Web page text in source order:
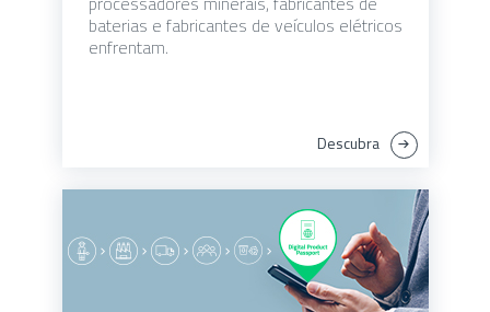
baterias e fabricantes de veículos elétricos
enfrentam.
Descubra